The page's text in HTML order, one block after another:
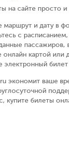
на сайте просто
маршрут и дату в
с
пассажиров,
онлайн картой
электронный
экономит ваше
купите билеты